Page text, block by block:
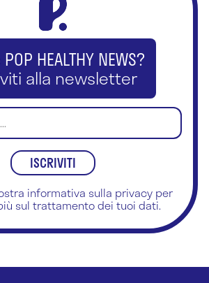
Cardiologia
Check-up
Chinesiologia
Chiropratica
ambulatoriale
d'urgenza
del piede
digestivo
dell'obesità
HEALTHY NEWS?
alla newsletter
informativa sulla privacy per
sul trattamento dei tuoi dati.